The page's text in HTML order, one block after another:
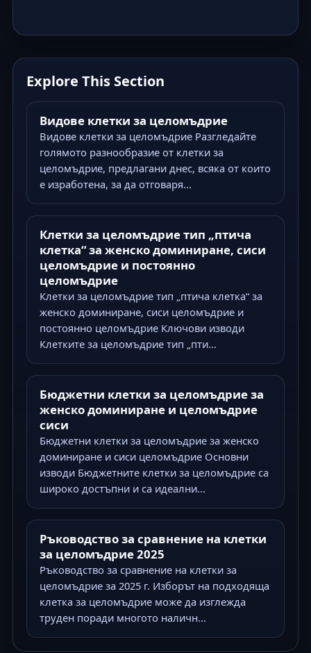
Explore This Section
Видове клетки за целомъдрие
Видове клетки за целомъдрие Разгледайте
голямото разнообразие от клетки за
целомъдрие, предлагани днес, всяка от които
е изработена, за да отговаря...
Клетки за целомъдрие тип „птича
клетка“ за женско доминиране, сиси
целомъдрие и постоянно
целомъдрие
Клетки за целомъдрие тип „птича клетка“ за
женско доминиране, сиси целомъдрие и
постоянно целомъдрие Ключови изводи
Клетките за целомъдрие тип „пти...
Бюджетни клетки за целомъдрие за
женско доминиране и целомъдрие
сиси
Бюджетни клетки за целомъдрие за женско
доминиране и сиси целомъдрие Основни
изводи Бюджетните клетки за целомъдрие са
широко достъпни и са идеални...
Ръководство за сравнение на клетки
за целомъдрие 2025
Ръководство за сравнение на клетки за
целомъдрие за 2025 г. Изборът на подходяща
клетка за целомъдрие може да изглежда
труден поради многото наличн...